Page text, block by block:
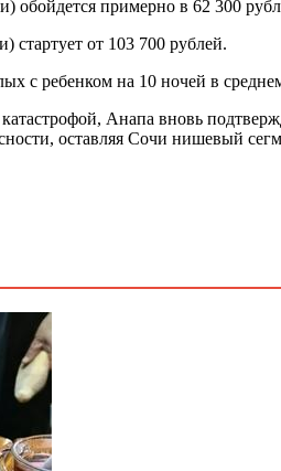
обойдется примерно в 62 300
стартует от 103 700 рублей.
с ребенком на 10 ночей в
Анапа вновь
оставляя Сочи нишевый